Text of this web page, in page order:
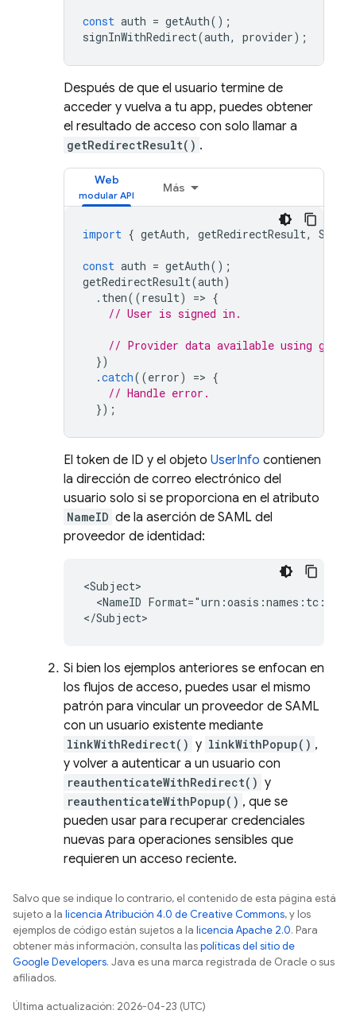
const auth = getAuth();
signInWithRedirect(auth, provider);
Después de que el usuario termine de
acceder y vuelva a tu app, puedes obtener
el resultado de acceso con solo llamar a
getRedirectResult() .
Web
Más
import { getAuth, getRedirectResult,
const auth = getAuth();
getRedirectResult(auth)
. then((result) => {
// User is signed in.
// Provider data available using
})
.catch((error) => {
// Handle error.
});
El token de ID y el objeto UserInfo contienen
la dirección de correo electrónico del
usuario solo si se proporciona en el atributo
NameID de la aserción de SAML del
proveedor de identidad:
<NameID
Si bien los ejemplos anteriores se enfocan en
los flujos de acceso, puedes usar el mismo
patrón para vincular un proveedor de SAML
con un usuario existente mediante
linkWithRedirect() y linkWithPopup() ,
y volver a autenticar a un usuario con
reauthenticateWithRedirect() y
reauthenticateWithPopup() , que se
pueden usar para recuperar credenciales
nuevas para operaciones sensibles que
requieren un acceso reciente.
Salvo que se indique lo contrario, el contenido de esta página está
sujeto a la licencia Atribución 4.0 de Creative Commons, y los
ejemplos de código están sujetos a la licencia Apache 2.0. Para
obtener más información, consulta laspolíticas del sitio de
Google Developers. Java es una marca registrada de Oracle o sus
afiliados.
Última actualización: 2026-04-23 (UTC)